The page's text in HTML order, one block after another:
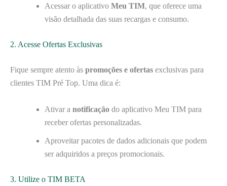
Acessar o aplicativo Meu TIM, que oferece uma
visão detalhada das suas recargas e consumo.
2. Acesse Ofertas Exclusivas
Fique sempre atento às promoções e ofertas exclusivas para
clientes TIM Pré Top. Uma dica é:
Ativar a notificação do aplicativo Meu TIM para
receber ofertas personalizadas.
Aproveitar pacotes de dados adicionais que podem
ser adquiridos a preços promocionais.
3. Utilize o TIM BETA